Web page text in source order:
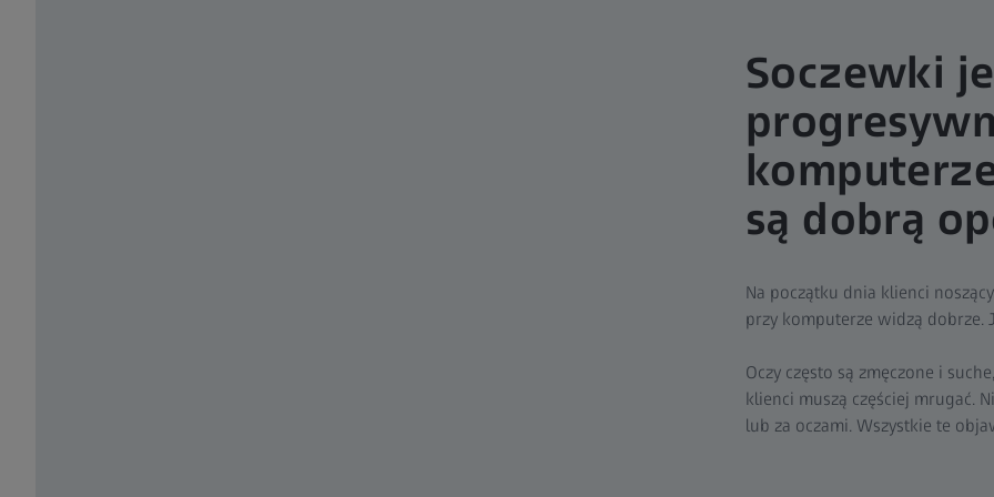
Soczewki
są dobrą
Na początku dnia klienci
przy komputerze widzą dobrze.
Oczy często są zmęczone i
klienci muszą częściej mrugać.
lub za oczami. Wszystkie te